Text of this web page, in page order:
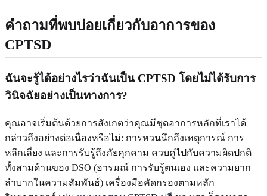
คำถามที่พบบ่อยเกี่ยวกับอาการของ
CPTSD
ฉันจะรู้ได้อย่างไรว่าฉันเป็น CPTSD โดยไม่ได้รับการ
วินิจฉัยอย่างเป็นทางการ?
คุณอาจเริ่มต้นด้วยการสังเกตว่าคุณมีชุดอาการหลักที่เราได้
กล่าวถึงอย่างต่อเนื่องหรือไม่: การหวนนึกถึงเหตุการณ์ การ
หลีกเลี่ยง และการรับรู้ถึงภัยคุกคาม ควบคู่ไปกับความผิดปกติ
ทั้งสามด้านของ DSO (อารมณ์ การรับรู้ตนเอง และความยาก
ลำบากในความสัมพันธ์) เครื่องมือคัดกรองตามหลัก